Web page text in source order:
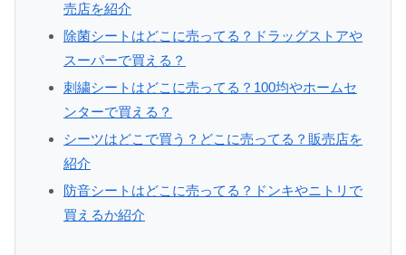
売店を紹介
除菌シートはどこに売ってる？ドラッグストアや
スーパーで買える？
刺繍シートはどこに売ってる？100均やホームセ
ンターで買える？
シーツはどこで買う？どこに売ってる？販売店を
紹介
防音シートはどこに売ってる？ドンキやニトリで
買えるか紹介